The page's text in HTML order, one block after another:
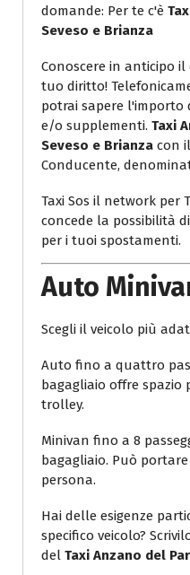
domande: Per te c'è
Seveso e Brianza
Conoscere in anticipo
tuo diritto!
potrai sapere l'importo
e/o supplementi. Taxi
Seveso e Brianza con
Conducente,
Taxi Sos il network per
concede la possibilità
per i tuoi spostamenti.
Auto
Scegli il veicolo più
Auto fino a quattro
bagagliaio offre spazio
trolley.
Minivan fino a 8
bagagliaio. Può
persona.
Hai delle esigenze
specifico veicolo?
del Taxi Anzano del